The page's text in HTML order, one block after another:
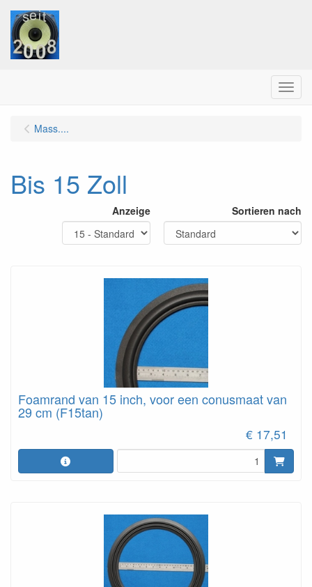
Menu
Mass....
Bis 15 Zoll
Anzeige Sortieren nach
Foamrand van 15 inch, voor een conusmaat van
29 cm (F15tan)
€ 17,51